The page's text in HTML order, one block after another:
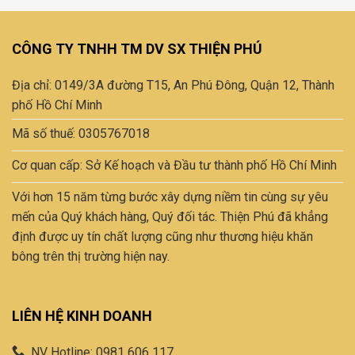
nhất
CÔNG TY TNHH TM DV SX THIỆN PHÚ
Địa chỉ: 0149/3A đường T15, An Phú Đông, Quận 12, Thành
phố Hồ Chí Minh
Mã số thuế: 0305767018
Cơ quan cấp: Sở Kế hoạch và Đầu tư thành phố Hồ Chí Minh
Với hơn 15 năm từng bước xây dựng niềm tin cùng sự yêu
mến của Quý khách hàng, Quý đối tác. Thiện Phú đã khẳng
định được uy tín chất lượng cũng như thương hiệu khăn
bông trên thị trường hiện nay.
LIÊN HỆ KINH DOANH